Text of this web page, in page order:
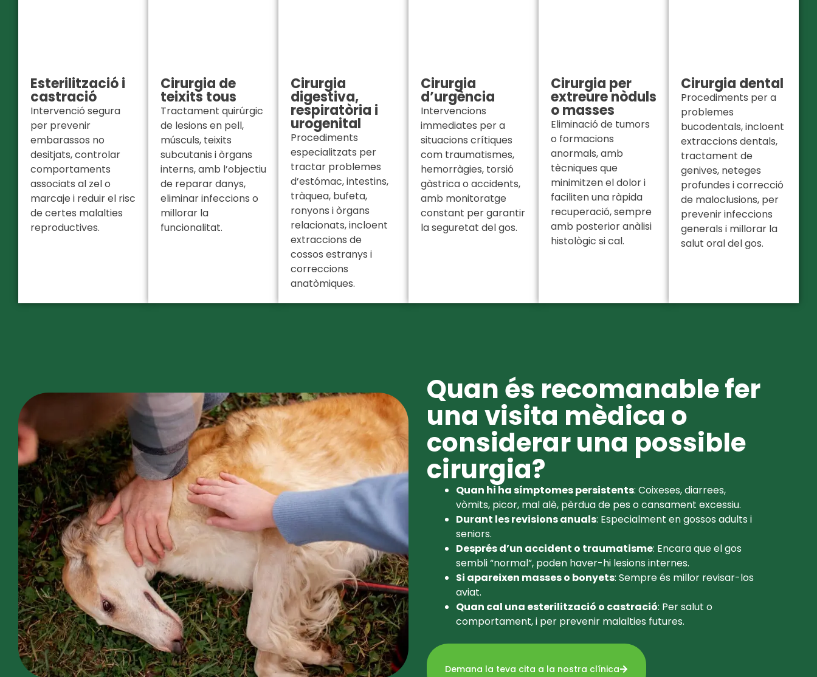
Esterilització i
castració
Intervenció segura
per prevenir
embarassos no
desitjats, controlar
comportaments
associats al zel o
marcaje i reduir el risc
de certes malalties
reproductives.
Cirurgia de
teixits tous
Tractament quirúrgic
de lesions en pell,
músculs, teixits
subcutanis i òrgans
interns, amb l’objectiu
de reparar danys,
eliminar infeccions o
millorar la
funcionalitat.
Cirurgia
digestiva,
respiratòria i
urogenital
Procediments
especialitzats per
tractar problemes
d’estómac, intestins,
tràquea, bufeta,
ronyons i òrgans
relacionats, incloent
extraccions de
cossos estranys i
correccions
anatòmiques.
Cirurgia
d’urgència
Intervencions
immediates per a
situacions crítiques
com traumatismes,
hemorràgies, torsió
gàstrica o accidents,
amb monitoratge
constant per garantir
la seguretat del gos.
Cirurgia per
extreure nòduls
o masses
Eliminació de tumors
o formacions
anormals, amb
tècniques que
minimitzen el dolor i
faciliten una ràpida
recuperació, sempre
amb posterior anàlisi
histològic si cal.
Cirurgia dental
Procediments per a
problemes
bucodentals, incloent
extraccions dentals,
tractament de
genives, neteges
profundes i correcció
de maloclusions, per
prevenir infeccions
generals i millorar la
salut oral del gos.
Quan és recomanable fer
una visita mèdica o
considerar una possible
cirurgia?
Quan hi ha símptomes persistents: Coixeses, diarrees,
vòmits, picor, mal alè, pèrdua de pes o cansament excessiu.
Durant les revisions anuals: Especialment en gossos adults i
seniors.
Després d’un accident o traumatisme: Encara que el gos
sembli “normal”, poden haver-hi lesions internes.
Si apareixen masses o bonyets: Sempre és millor revisar-los
aviat.
Quan cal una esterilització o castració: Per salut o
comportament, i per prevenir malalties futures.
Demana la teva cita a la nostra clínica